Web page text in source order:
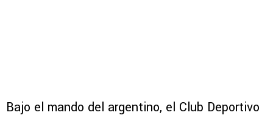
Bajo el mando del argentino, el Club Deportivo